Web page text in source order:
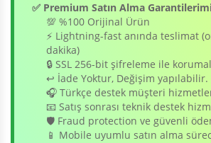
✅ Premium Satın Alma
💯 %100 Orijinal Ürün
⚡ Lightning-fast anında teslimat
dakika)
🔒 SSL 256-bit şifreleme ile
↩️ İade Yoktur, Değişim yapılabilir.
🎧 Türkçe destek müşteri
📧 Satış sonrası teknik destek
🛡️ Fraud protection ve güvenli
📱 Mobile uyumlu satın alma